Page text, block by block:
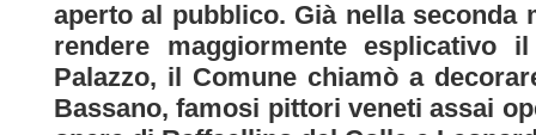
aperto al pubblico. Già nella seconda
rendere maggiormente esplicativo
Palazzo, il Comune chiamò a
Bassano, famosi pittori veneti assai